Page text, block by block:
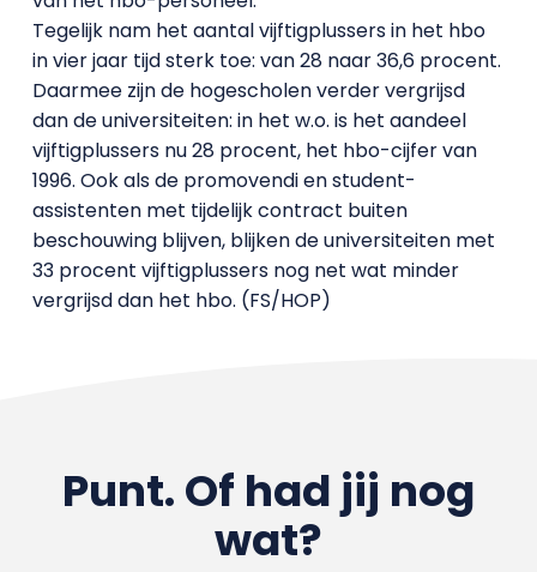
Tegelijk nam het aantal vijftigplussers in het hbo
in vier jaar tijd sterk toe: van 28 naar 36,6 procent.
Daarmee zijn de hogescholen verder vergrijsd
dan de universiteiten: in het w.o. is het aandeel
vijftigplussers nu 28 procent, het hbo-cijfer van
1996. Ook als de promovendi en student-
assistenten met tijdelijk contract buiten
beschouwing blijven, blijken de universiteiten met
33 procent vijftigplussers nog net wat minder
vergrijsd dan het hbo. (FS/HOP)
Punt. Of had jij nog
wat?